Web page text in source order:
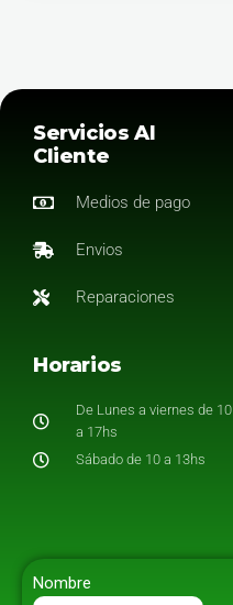
Servicios Al
Cliente
Medios de pago
Envios
Reparaciones
Horarios
De Lunes a viernes de 10
a 17hs
Sábado de 10 a 13hs
Nombre